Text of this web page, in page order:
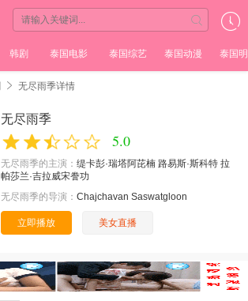
韩剧 泰国电影 泰国综艺 泰国动漫 泰国
无尽雨季详情
无尽雨季
5.0
无尽雨季的主演： 缇卡彭·瑞塔阿芘楠 路易斯·斯科特 拉
帕莎兰·吉拉威宋誊功
无尽雨季的导演： Chajchavan Saswatgloon
立即播放 美女直播